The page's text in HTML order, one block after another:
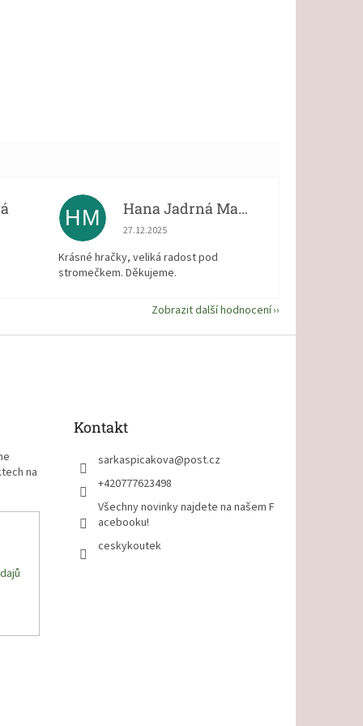
z 5 hvězdiček.HM Hana Jadrná Matějková
Hodnocení obchodu je 5 z 5 hvězdiček.
27.12.2025
Krásné hračky, veliká radost pod
stromečkem. Děkujeme.
Zobrazit další hodnocení
na
Kontakt
sarkaspicakova@post.cz
+420777623498
Všechny novinky najdete na našem F
acebooku!
ceskykoutek